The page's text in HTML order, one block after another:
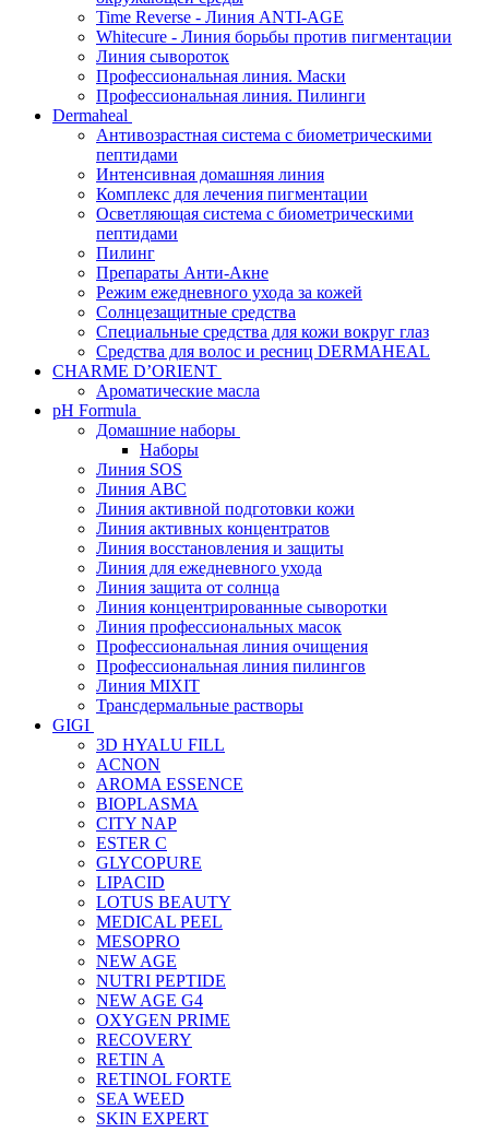
Time Reverse - Линия ANTI-AGE
Whitecure - Линия борьбы против пигментации
Линия сывороток
Профессиональная линия. Маски
Профессиональная линия. Пилинги
Dermaheal
Антивозрастная система с биометрическими
пептидами
Интенсивная домашняя линия
Комплекс для лечения пигментации
Осветляющая система с биометрическими
пептидами
Пилинг
Препараты Анти-Акне
Режим ежедневного ухода за кожей
Солнцезащитные средства
Специальные средства для кожи вокруг глаз
Средства для волос и ресниц DERMAHEAL
CHARME D’ORIENT
Ароматические масла
pH Formula
Домашние наборы
Наборы
Линия SOS
Линия АВС
Линия активной подготовки кожи
Линия активных концентратов
Линия восстановления и защиты
Линия для ежедневного ухода
Линия защита от солнца
Линия концентрированные сыворотки
Линия профессиональных масок
Профессиональная линия очищения
Профессиональная линия пилингов
Линия MIXIT
Трансдермальные растворы
GIGI
3D HYALU FILL
ACNON
AROMA ESSENCE
BIOPLASMA
CITY NAP
ESTER C
GLYCOPURE
LIPACID
LOTUS BEAUTY
MEDICAL PEEL
MESOPRO
NEW AGE
NUTRI PEPTIDE
NEW AGE G4
OXYGEN PRIME
RECOVERY
RETIN A
RETINOL FORTE
SEA WEED
SKIN EXPERT